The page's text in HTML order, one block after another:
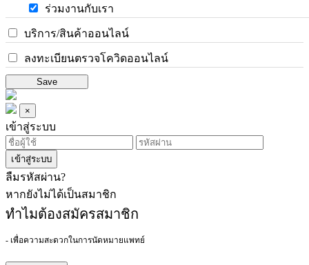
ร่วมงานกับเรา
บริการ/สินค้าออนไลน์
ลงทะเบียนตรวจโควิดออนไลน์
Save
×
เข้าสู่ระบบ
เข้าสู่ระบบ
ลืมรหัสผ่าน?
หากยังไม่ได้เป็นสมาชิก
ทำไมต้องสมัครสมาชิก
- เพื่อความสะดวกในการนัดหมายแพทย์